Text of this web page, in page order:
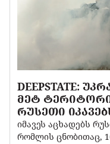
DEEPSTATE:
ᲛᲔᲢ
ᲠᲣᲡᲔᲗᲘ
იმავეს აცხადებს
რომლის ცნობითაც,